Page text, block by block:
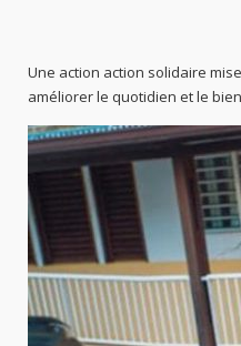
Une action action solidaire
améliorer le quotidien et le